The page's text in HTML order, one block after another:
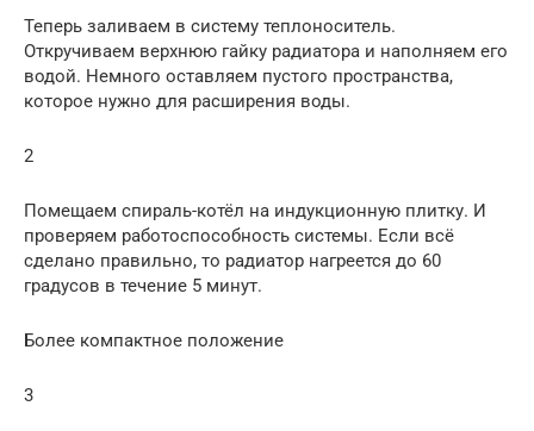
Теперь заливаем в систему теплоноситель.
Откручиваем верхнюю гайку радиатора и наполняем его
водой. Немного оставляем пустого пространства,
которое нужно для расширения воды.
2
Помещаем спираль-котёл на индукционную плитку. И
проверяем работоспособность системы. Если всё
сделано правильно, то радиатор нагреется до 60
градусов в течение 5 минут.
Более компактное положение
3